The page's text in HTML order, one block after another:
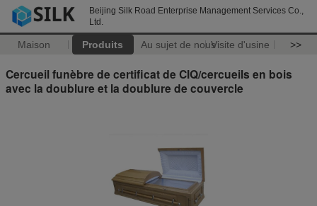
Beijing Silk Road Enterprise Management Services Co.,
Ltd.
Maison Produits Au sujet de nousVisite d'usine >>
Cercueil funèbre de certificat de CIQ/cercueils en bois
avec la doublure et la doublure de couvercle